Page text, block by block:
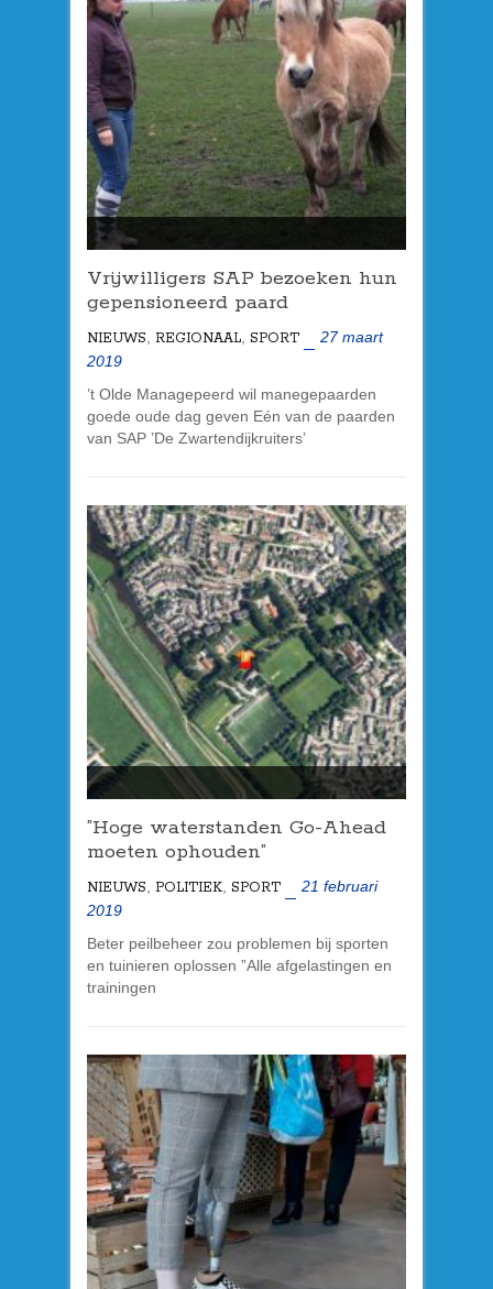
Vrijwilligers SAP bezoeken hun
gepensioneerd paard
NIEUWS REGIONAAL SPORT
27 maart
2019
’t Olde Managepeerd wil manegepaarden
goede oude dag geven Eén van de paarden
van SAP ’De Zwartendijkruiters’
”Hoge waterstanden Go-Ahead
moeten ophouden”
NIEUWS, POLITIEK, SPORT
21 februari
2019
Beter peilbeheer zou problemen bij sporten
en tuinieren oplossen ”Alle afgelastingen en
trainingen